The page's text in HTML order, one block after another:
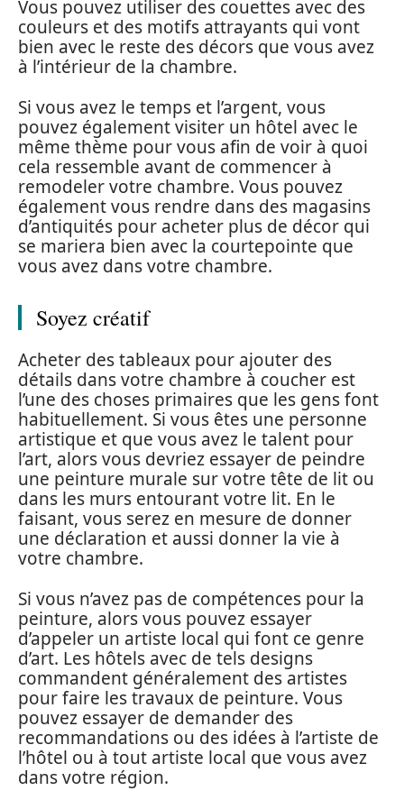
Vous pouvez utiliser des couettes avec des
couleurs et des motifs attrayants qui vont
bien avec le reste des décors que vous avez
à l’intérieur de la chambre.
Si vous avez le temps et l’argent, vous
pouvez également visiter un hôtel avec le
même thème pour vous afin de voir à quoi
cela ressemble avant de commencer à
remodeler votre chambre. Vous pouvez
également vous rendre dans des magasins
d’antiquités pour acheter plus de décor qui
se mariera bien avec la courtepointe que
vous avez dans votre chambre.
Soyez créatif
Acheter des tableaux pour ajouter des
détails dans votre chambre à coucher est
l’une des choses primaires que les gens font
habituellement. Si vous êtes une personne
artistique et que vous avez le talent pour
l’art, alors vous devriez essayer de peindre
une peinture murale sur votre tête de lit ou
dans les murs entourant votre lit. En le
faisant, vous serez en mesure de donner
une déclaration et aussi donner la vie à
votre chambre.
Si vous n’avez pas de compétences pour la
peinture, alors vous pouvez essayer
d’appeler un artiste local qui font ce genre
d’art. Les hôtels avec de tels designs
commandent généralement des artistes
pour faire les travaux de peinture. Vous
pouvez essayer de demander des
recommandations ou des idées à l’artiste de
l’hôtel ou à tout artiste local que vous avez
dans votre région.